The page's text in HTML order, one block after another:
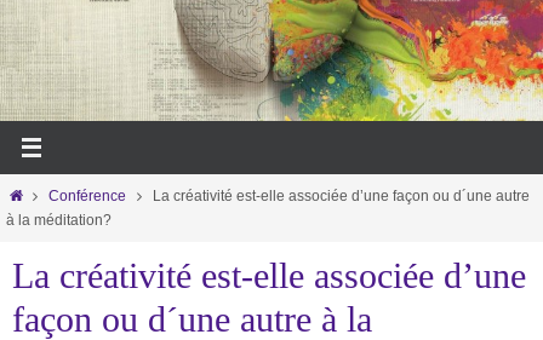
HomeConférence
La créativité est-elle associée d’une façon ou d´une autre
à la méditation?
La créativité est-elle associée d’une
façon ou d´une autre à la